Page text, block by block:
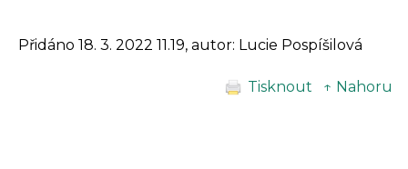
Přidáno 18. 3. 2022 11.19, autor: Lucie Pospíšilová
Tisknout ↑ Nahoru